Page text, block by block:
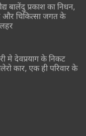
बालेंदु प्रकाश का निधन,
चिकित्सा जगत के
मे देवप्रयाग के निकट
कार, एक ही परिवार के